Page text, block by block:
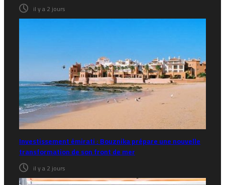
il y a 2 jours
Investissement émirati : Bouznika prépare une nouvelle
transformation de son front de mer
il y a 2 jours